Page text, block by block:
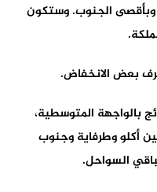
وبأقصى الجنوب. وستكون
بعض الانخفاض.
بالواجهة المتوسطية،
أكلو وطرفاية وجنوب
السواحل.